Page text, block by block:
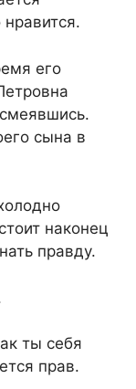
его
сына в
наконец
правду.
ты себя
прав.